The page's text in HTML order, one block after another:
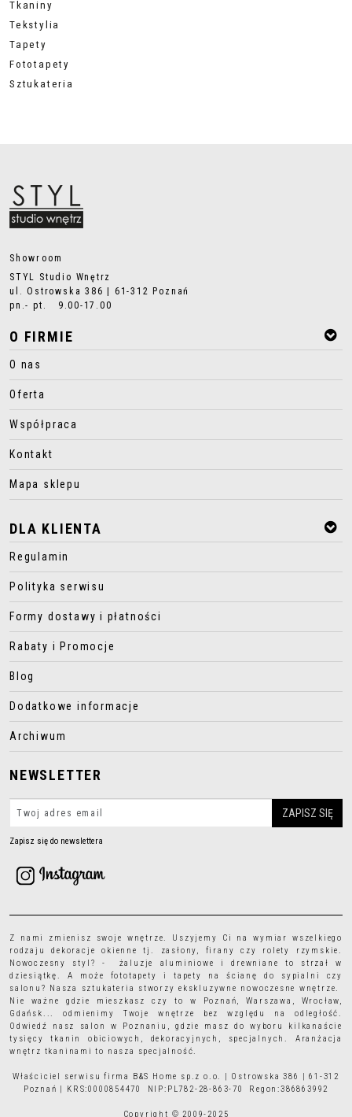
Tkaniny
Tekstylia
Tapety
Fototapety
Sztukateria
Showroom
STYL Studio Wnętrz
ul. Ostrowska 386 | 61-312 Poznań
pn.- pt. 9.00-17.00
O FIRMIE
O nas
Oferta
Współpraca
Kontakt
Mapa sklepu
DLA KLIENTA
Regulamin
Polityka serwisu
Formy dostawy i płatności
Rabaty i Promocje
Blog
Dodatkowe informacje
Archiwum
NEWSLETTER
Zapisz się do newslettera
Z nami zmienisz swoje wnętrze. Uszyjemy Ci na wymiar wszelkiego
rodzajudekoracje okienne tj. zasłony, firany czy rolety rzymskie.
Nowoczesny styl? - żaluzje aluminiowe i drewniane to strzał w
dziesiątkę. A może fototapety i tapety
na ścianę do sypialni czy
salonu? Nasza sztukateria stworzy ekskluzywne nowoczesne wnętrze.
Nie ważne gdzie mieszkasz czy to w Poznań, Warszawa, Wrocław,
Gdańsk... odmienimy Twoje wnętrze bez względu na odległość.
Odwiedź nasz salon w Poznaniu, gdzie masz do wyboru kilkanaście
tysięcytkanin obiciowych , dekoracyjnych, specjalnych. Aranżacja
wnętrz tkaninami to nasza specjalność.
Właściciel serwisu firma B&S Home sp.z o.o. | Ostrowska 386 | 61-312
Poznań | KRS:0000854470 NIP:PL782-28-863-70 Regon:386863992
Copyright © 2009-2025